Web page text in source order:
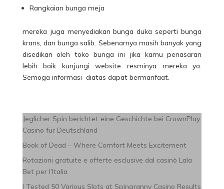
Rangkaian bunga meja
mereka juga menyediakan bunga duka seperti bunga
krans, dan bunga salib. Sebenarnya masih banyak yang
disedikan oleh toko bunga ini jika kamu penasaran
lebih baik kunjungi website resminya mereka ya.
Semoga informasi diatas dapat bermanfaat.
Jeglicher Spin berichtet eine Geschichte bei CrownPlay
Casino für Deutschland
Book of Dead – Where Comfort Meets Excitement
Rotazioni gratuite e offerte esclusive dal casinò Lala
Bet per l’Italia
I Tested 50 Various Slots at Spingranny Casino Results